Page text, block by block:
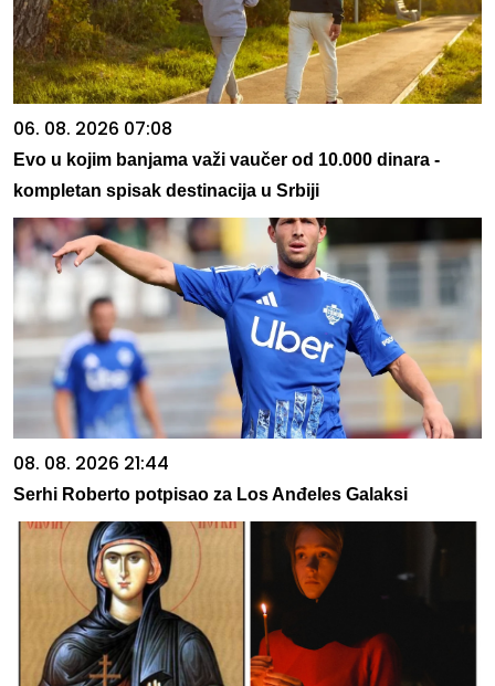
06. 08. 2026 07:08
Evo u kojim banjama važi vaučer od 10.000 dinara -
kompletan spisak destinacija u Srbiji
08. 08. 2026 21:44
Serhi Roberto potpisao za Los Anđeles Galaksi